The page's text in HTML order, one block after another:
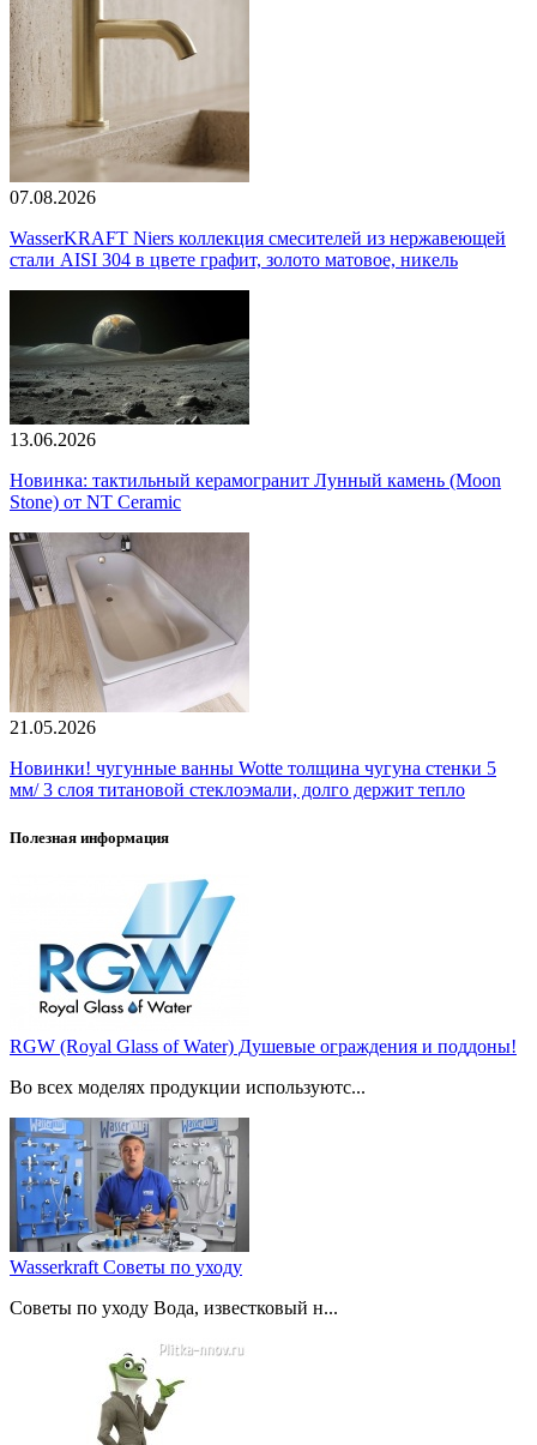
07.08.2026
WasserKRAFT Niers коллекция смесителей из нержавеющей
стали AISI 304 в цвете графит, золото матовое, никель
13.06.2026
Новинка: тактильный керамогранит Лунный камень (Moon
Stone) от NT Ceramic
21.05.2026
Новинки! чугунные ванны Wotte толщина чугуна стенки 5
мм/ 3 слоя титановой стеклоэмали, долго держит тепло
Полезная информация
RGW (Royal Glass of Water) Душевые ограждения и поддоны!
Во всех моделях продукции используютс...
Wasserkraft Советы по уходу
Советы по уходу Вода, известковый н...